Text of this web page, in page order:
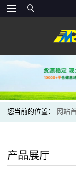
您当前的位置： 网站
产品展厅